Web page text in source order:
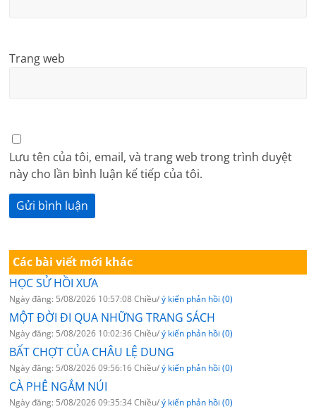
Trang web
Lưu tên của tôi, email, và trang web trong trình duyệt
này cho lần bình luận kế tiếp của tôi.
Các bài viết mới khác
HỌC SỬ HỒI XƯA
Ngày đăng: 5/08/2026 10:57:08 Chiều/ý kiến phản hồi (0)
MỘT ĐỜI ĐI QUA NHỮNG TRANG SÁCH
Ngày đăng: 5/08/2026 10:02:36 Chiều/ý kiến phản hồi (0)
BẤT CHỢT CỦA CHÂU LỆ DUNG
Ngày đăng: 5/08/2026 09:56:16 Chiều/ý kiến phản hồi (0)
CÀ PHÊ NGẮM NÚI
Ngày đăng: 5/08/2026 09:35:34 Chiều/ý kiến phản hồi (0)